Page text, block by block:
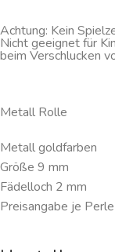
Achtung: Kein
Nicht geeignet für
beim Verschlucken
Metall Rolle
Metall goldfarben
Größe 9 mm
Fädelloch 2 mm
Preisangabe je Perle